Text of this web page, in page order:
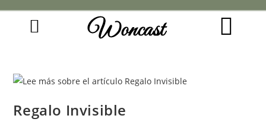
Woncast
Regalo Invisible